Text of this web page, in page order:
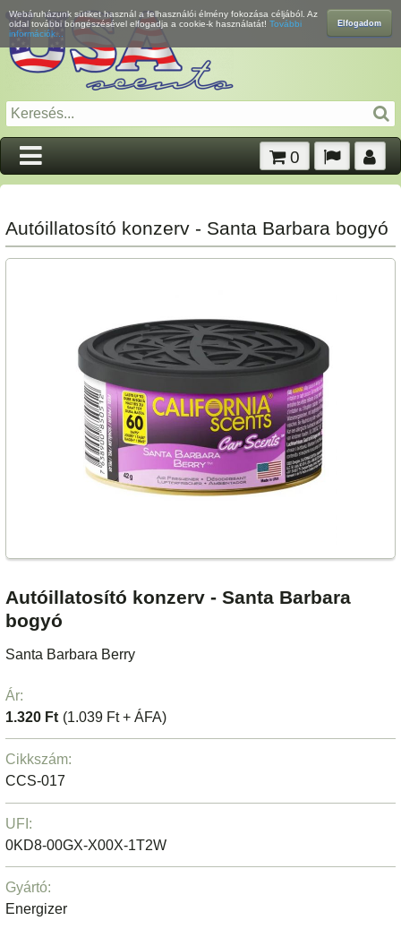
Elfogadom
Webáruházunk sütiket használ a felhasználói élmény fokozása céljából. Az
oldal további böngészésével elfogadja a cookie-k használatát! További
információk...
0
Autóillatosító konzerv - Santa Barbara bogyó
Autóillatosító konzerv - Santa Barbara
bogyó
Santa Barbara Berry
Ár:
1.320 Ft (1.039 Ft + ÁFA)
Cikkszám:
CCS-017
UFI:
0KD8-00GX-X00X-1T2W
Gyártó:
Energizer